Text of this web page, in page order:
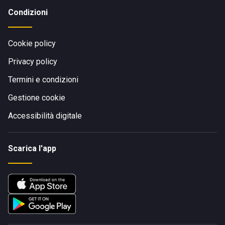
Condizioni
Cookie policy
Privacy policy
Termini e condizioni
Gestione cookie
Accessibilità digitale
Scarica l'app